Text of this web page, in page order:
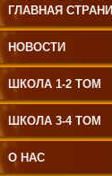
ГЛАВНАЯ
НОВОСТИ
ШКОЛА 1-2 ТОМ
ШКОЛА 3-4 ТОМ
О НАС